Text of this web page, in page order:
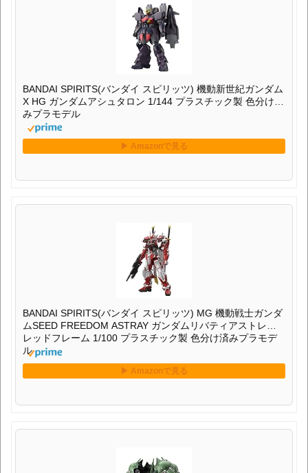
BANDAI SPIRITS(バンダイ スピリッツ) 機動新世紀ガンダム
X HG ガンダムアシュタロン 1/144 プラスチック製 色分け済
みプラモデル
BANDAI SPIRITS(バンダイ スピリッツ) MG 機動戦士ガンダ
ムSEED FREEDOM ASTRAY ガンダムリバティアストレイ
レッドフレーム 1/100 プラスチック製 色分け済みプラモデ
ル